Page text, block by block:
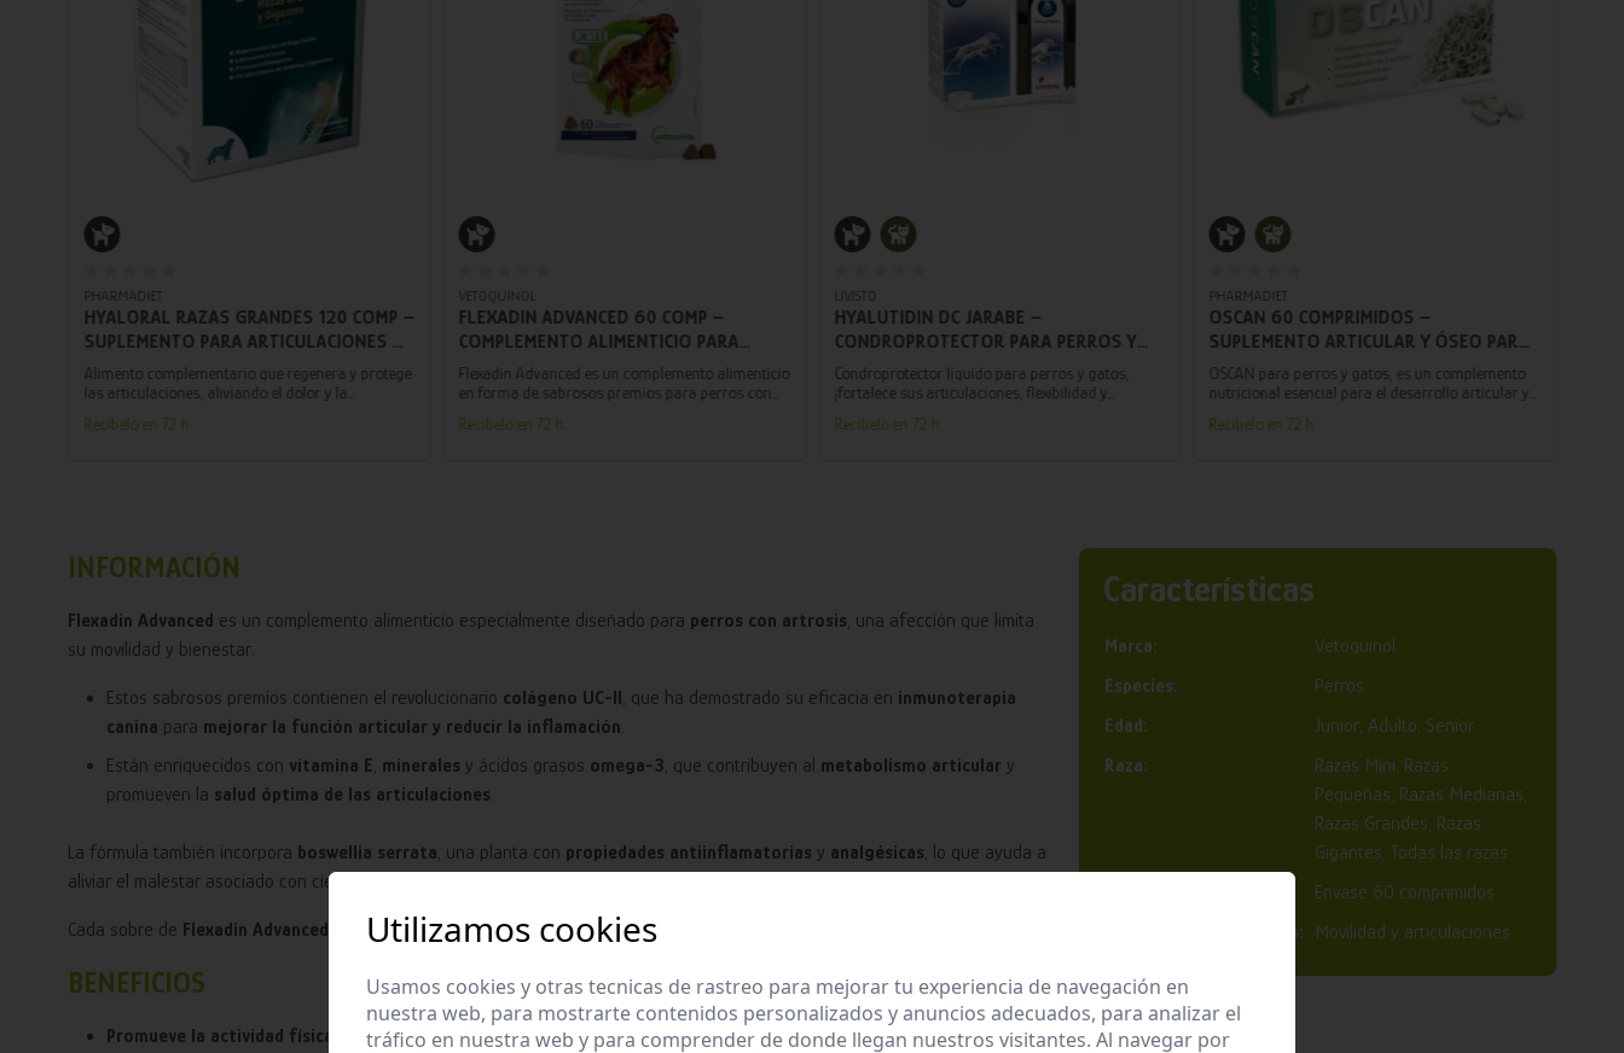
PHARMADIET
HYALORAL RAZAS GRANDES 120 COMP –
SUPLEMENTO PARA ARTICULACIONES DE
PERROS GRANDES CON PROBLEMAS
OSTEOARTICULARES
Alimento complementario que regenera y protege
las articulaciones, aliviando el dolor y la
osteoarticulares.
Recíbelo en 72 h.
VETOQUINOL
FLEXADIN ADVANCED 60 COMP –
COMPLEMENTO ALIMENTICIO PARA
PERROS CON ARTROSIS EN FORMA DE
PREMIOS SABROSOS
Flexadin Advanced es un complemento alimenticio
en forma de sabrosos premios para perros con
Recíbelo en 72 h.
LIVISTO
HYALUTIDIN DC JARABE –
CONDROPROTECTOR PARA PERROS Y
GATOS CON ÁCIDO HIALURÓNICO Y
CONDROITÍN SULFATO
Condroprotector líquido para perros y gatos,
¡fortalece sus articulaciones, flexibilidad y
Recíbelo en 72 h.
PHARMADIET
OSCAN 60 COMPRIMIDOS –
SUPLEMENTO ARTICULAR Y ÓSEO PARA
PERROS Y GATOS | SALUD Y BIENESTAR
ARTICULAR
OSCAN para perros y gatos, es un complemento
nutricional esencial para el desarrollo articular y
Recíbelo en 72 h.
INFORMACIÓN
Flexadin Advanced es un complemento alimenticio especialmente diseñado para perros con artrosis , una afección que limita
su movilidad y bienestar.
Estos sabrosos premios contienen el revolucionario colágeno UC-II , que ha demostrado su eficacia en inmunoterapia
canina para mejorar la función articular y reducir la inflamación
Están enriquecidos con vitamina E minerales y ácidos grasos omega-3 , que contribuyen al metabolismo articular y
promueven la salud óptima de las articulaciones
La fórmula también incorpora boswellia serrata , una planta con propiedades antiinflamatorias y analgésicas , lo que ayuda a
aliviar el malestar asociado con ciertas enfermedades articulares.
Cada sobre de Flexadin Advanced cuenta con un cierre de zip, lo que permite conservar los snacks de forma cómoda y sencilla.
BENEFICIOS
Promueve la actividad física
: Al mejorar la función articular y aliviar el malestar, los perros pueden volver a ser más
Características
Marca:
Vetoquinol
Especies:
Perros
Edad:
Junior, Adulto, Senior
Raza:
Razas Mini, Razas
Pequeñas, Razas Medianas,
Razas Grandes, Razas
Gigantes, Todas las razas
Envase 60 comprimidos
Necesidades Específicas:
Movilidad y articulaciones
Utilizamos cookies
Usamos cookies y otras tecnicas de rastreo para mejorar tu experiencia de navegación en
nuestra web, para mostrarte contenidos personalizados y anuncios adecuados, para analizar el
tráfico en nuestra web y para comprender de donde llegan nuestros visitantes. Al navegar por